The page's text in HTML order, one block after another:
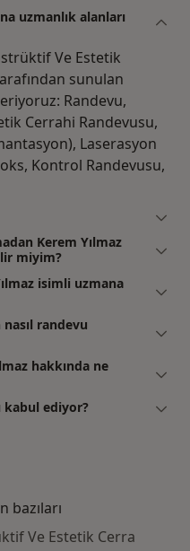
uzmanlık alanları
Ve Estetik
sunulan
Randevu,
Cerrahi Randevusu,
Laserasyon
Kontrol Randevusu,
Kerem Yılmaz
miyim?
isimli uzmana
randevu
hakkında ne
kabul ediyor?
bazıları
Ve Estetik Cerra